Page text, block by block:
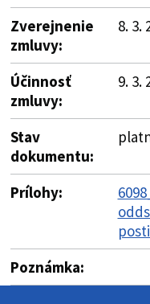
Zverejnenie
zmluvy:
8. 3.
Účinnosť
zmluvy:
9. 3.
Stav
dokumentu:
Prílohy:
Poznámka: